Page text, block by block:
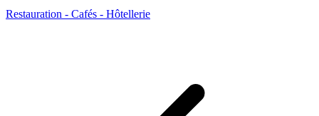
Restauration - Cafés - Hôtellerie